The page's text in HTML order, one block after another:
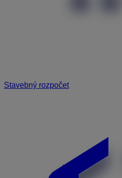
Stavebný rozpočet